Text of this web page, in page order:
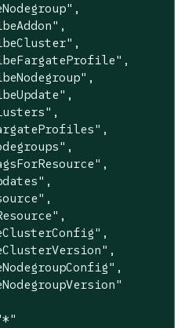
,
,
,
,
,
,
,
,
,
,
,
,
,
,
,
,